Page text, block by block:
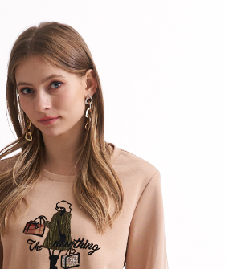
前往確認交易或遇審核未通過，訂單將自動取
過狀況，表示未達大哥付你分期系統評分，恕無
，「大哥付你分期」於每月結算日後寄送繳費提
，可選擇「超商條碼／台灣大直營門市／銀行轉
」等通路繳費。
股份有限公司」（以下簡稱本公司）所提供，讓
務購買商品或服務，並由商店將買賣／分期付款
，依約使用本公司帳單繳交帳款。
付你分期」之契約關係目的，商店將以您的個人
址）提供予台灣大哥大進項蒐集、處理及利用，
帳單所需資料之確認、核對及更正。
閱以下連結：https://oppay.tw/userRule
不需綁卡、不需儲值。
簡訊認證，即可結帳。
務後，再付款。
流程】
先享後付」後，將跳轉至「AFTEE先享後付」
確認金額後，即可完成結帳。
收到繳費通知簡訊。
天內，點擊此簡訊中的連結，可透過四大超商／
式進行付款，方視為交易完成。
下不需立刻繳費，但若您需要取消訂單，請聯絡
同意取消之訂單仍視為有效，需透過AFTEE先享
先享後付 」之結帳頁面顯示為準，若有關於
消欲退款等相關疑問，請聯繫「AFTEE先享後付
support/home
含以上)免運費
含以上)免運費
含以上)免運費